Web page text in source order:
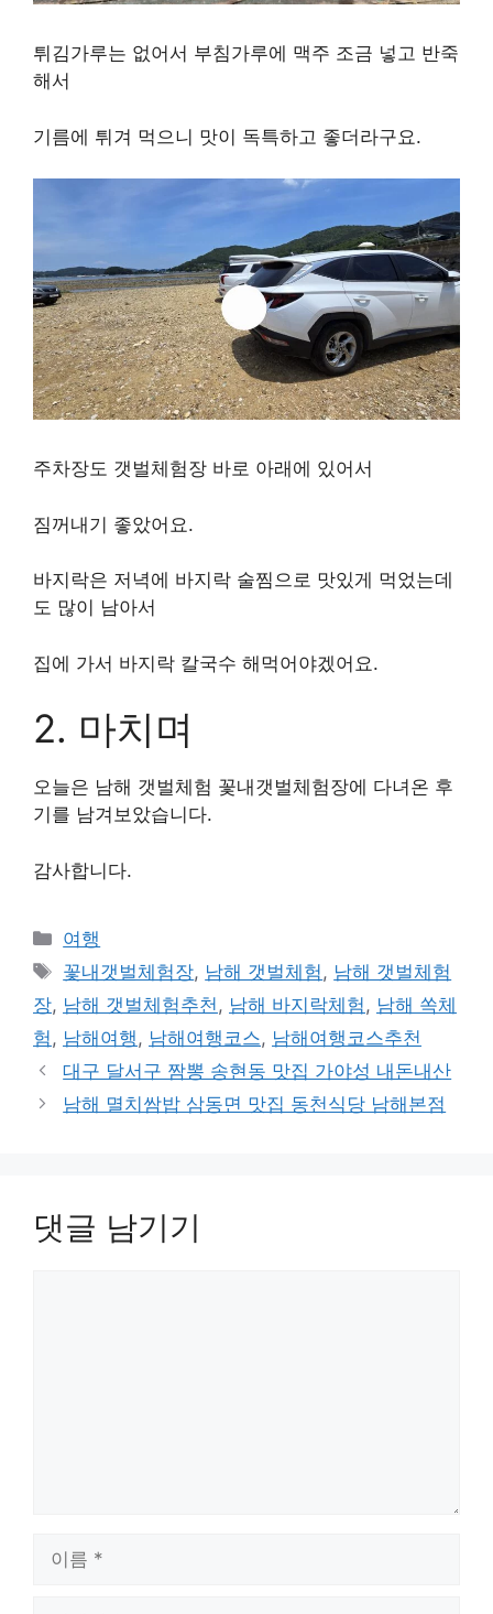
튀김가루는 없어서 부침가루에 맥주 조금 넣고 반죽
해서
기름에 튀겨 먹으니 맛이 독특하고 좋더라구요.
주차장도 갯벌체험장 바로 아래에 있어서
짐꺼내기 좋았어요.
바지락은 저녁에 바지락 술찜으로 맛있게 먹었는데
도 많이 남아서
집에 가서 바지락 칼국수 해먹어야겠어요.
2. 마치며
오늘은 남해 갯벌체험 꽃내갯벌체험장에 다녀온 후
기를 남겨보았습니다.
감사합니다.
카
테
고
리
여행
태
그
꽃내갯벌체험장, 남해 갯벌체험 , 남해 갯벌체험
장, 남해 갯벌체험추천 , 남해 바지락체험 , 남해 쏙체
험 , 남해여행 , 남해여행코스, 남해여행코스추천
대구 달서구 짬뽕 송현동 맛집 가야성 내돈내산
남해 멸치쌈밥 삼동면 맛집 동천식당 남해본점
댓글 남기기